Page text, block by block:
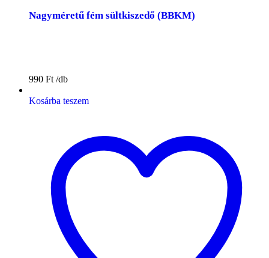
Nagyméretű fém sültkiszedő (BBKM)
990 Ft
Kosárba teszem